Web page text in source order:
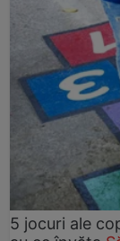
5 jocuri ale